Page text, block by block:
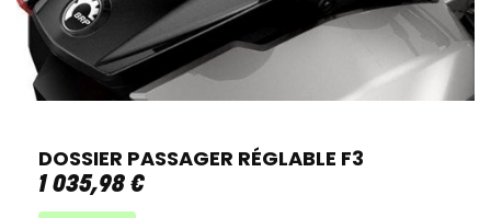
DOSSIER PASSAGER RÉGLABLE F3
1 035,98 €